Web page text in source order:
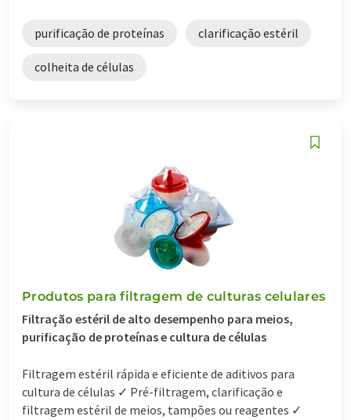
purificação de proteínas clarificação estéril
colheita de células
Produtos para filtragem de culturas celulares
Filtração estéril de alto desempenho para meios,
purificação de proteínas e cultura de células
Filtragem estéril rápida e eficiente de aditivos para
cultura de células ✓ Pré-filtragem, clarificação e
filtragem estéril de meios, tampões ou reagentes ✓